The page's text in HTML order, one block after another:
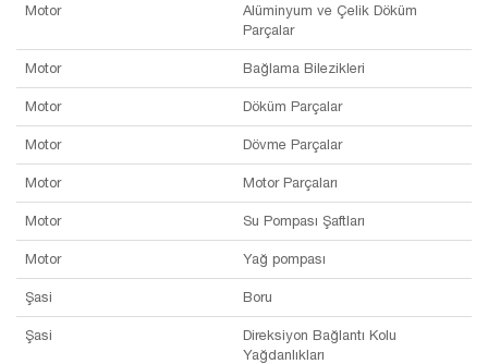
Motor
Alüminyum ve Çelik Döküm
Parçalar
Motor Bağlama Bilezikleri
Motor Döküm Parçalar
Motor Dövme Parçalar
Motor Motor Parçaları
Motor Su Pompası Şaftları
Motor Yağ pompası
Şasi Boru
Şasi
Direksiyon Bağlantı Kolu
Yağdanlıkları